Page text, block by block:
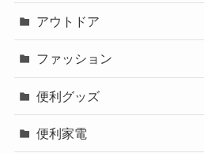
アウトドア
ファッション
便利グッズ
便利家電